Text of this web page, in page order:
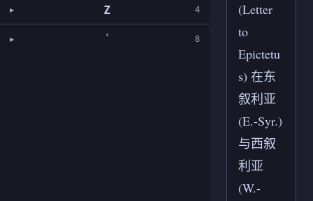
Z 4
ʿ 8
(Letter
to
Epictetu
s) 在东
叙利亚
(E.-Syr.)
与西叙
利亚
(W.-